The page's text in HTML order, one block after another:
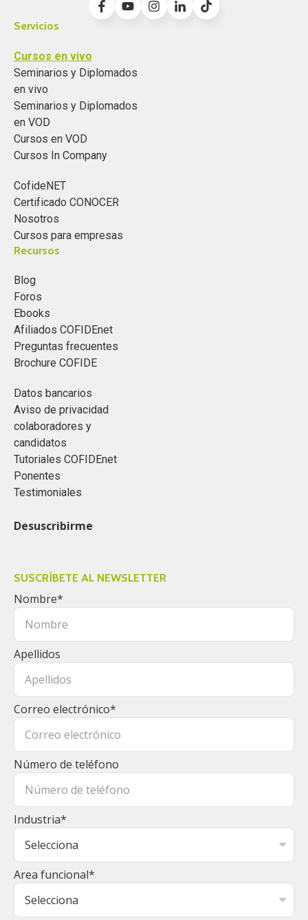
Servicios
Cursos en vivo
Seminarios y Diplomados
en vivo
Seminarios y Diplomados
en VOD
Cursos en VOD
Cursos In Company
CofideNET
Certificado CONOCER
Nosotros
Cursos para empresas
Recursos
Blog
Foros
Ebooks
Afiliados COFIDEnet
Preguntas frecuentes
Brochure COFIDE
Datos bancarios
Aviso de privacidad
colaboradores y
candidatos
Tutoriales COFIDEnet
Ponentes
Testimoniales
Desuscribirme
SUSCRÍBETE AL NEWSLETTER
Nombre*
Apellidos
Correo electrónico*
Número de teléfono
Industria*
Area funcional*